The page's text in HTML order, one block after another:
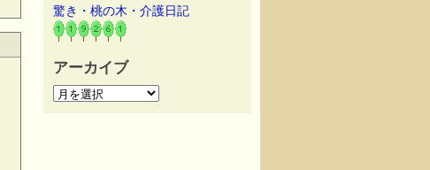
驚き・桃の木・介護日記
アーカイブ